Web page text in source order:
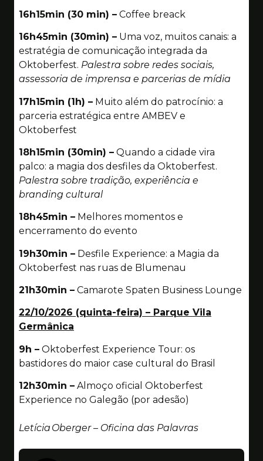
16h15min (30 min) – Coffee breack
16h45min (30min) – Uma voz, muitos canais: a
estratégia de comunicação integrada da
Oktoberfest. Palestra sobre redes sociais,
assessoria de imprensa e parcerias de mídia
17h15min (1h) – Muito além do patrocínio: a
parceria estratégica entre AMBEV e
Oktoberfest
18h15min (30min) – Quando a cidade vira
palco: a magia dos desfiles da Oktoberfest.
Palestra sobre tradição, experiência e
branding cultural
18h45min – Melhores momentos e
encerramento do evento
19h30min – Desfile Experience: a Magia da
Oktoberfest nas ruas de Blumenau
21h30min – Camarote Spaten Business Lounge
22/10/2026 (quinta-feira) – Parque Vila
Germânica
9h – Oktoberfest Experience Tour: os
bastidores do maior case cultural do Brasil
12h30min – Almoço oficial Oktoberfest
Experience no Galegão (por adesão)
Letícia Oberger – Oficina das Palavras